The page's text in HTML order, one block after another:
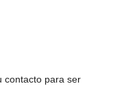
contacto para ser